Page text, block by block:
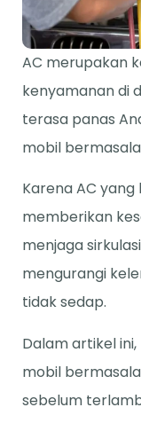
AC merupakan
kenyamanan di
terasa panas
mobil
Karena AC
memberikan
menjaga
mengurangi
tidak sedap.
Dalam artikel
mobil
sebelum